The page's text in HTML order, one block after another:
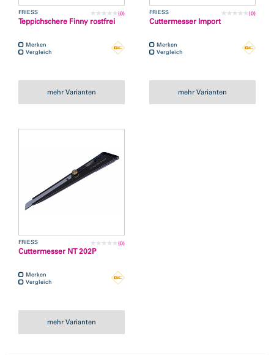
FRIESS (0)
Teppichschere Finny rostfrei
Merken
Vergleich
mehr Varianten
FRIESS (0)
Cuttermesser Import
Merken
Vergleich
mehr Varianten
FRIESS (0)
Cuttermesser NT 202P
Merken
Vergleich
mehr Varianten